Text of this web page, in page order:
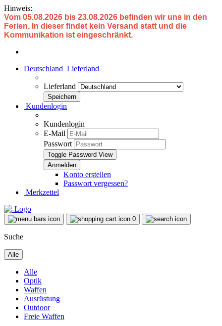
Hinweis:
Vom 05.08.2026 bis 23.08.2026 befinden wir uns in den
Ferien. In dieser findet kein Versand statt und die
Kommunikation ist eingeschränkt.
Deutschland Lieferland
Lieferland
Kundenlogin
Kundenlogin
E-Mail
Passwort
Toggle Password View
Konto erstellen
Passwort vergessen?
Merkzettel
0
Suche
Alle
Alle
Optik
Waffen
Ausrüstung
Outdoor
Freie Waffen